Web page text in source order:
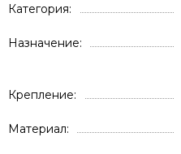
Категория
Назначение
Крепление
Материал